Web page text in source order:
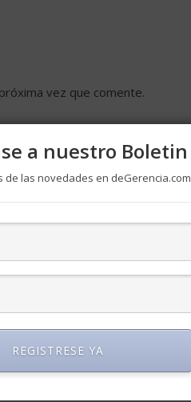
vez que comente.
datos de tus comentarios
a nuestro Boletin
de las novedades en deGerencia.com
REGISTRESE YA